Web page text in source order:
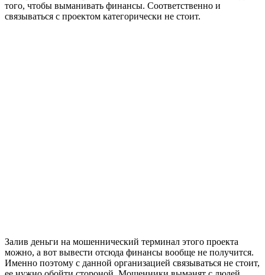
того, чтобы выманивать финансы. Соответственно и
связываться с проектом категорически не стоит.
Залив деньги на мошеннический терминал этого проекта
можно, а вот вывести отсюда финансы вообще не получится.
Именно поэтому с данной организацией связываться не стоит,